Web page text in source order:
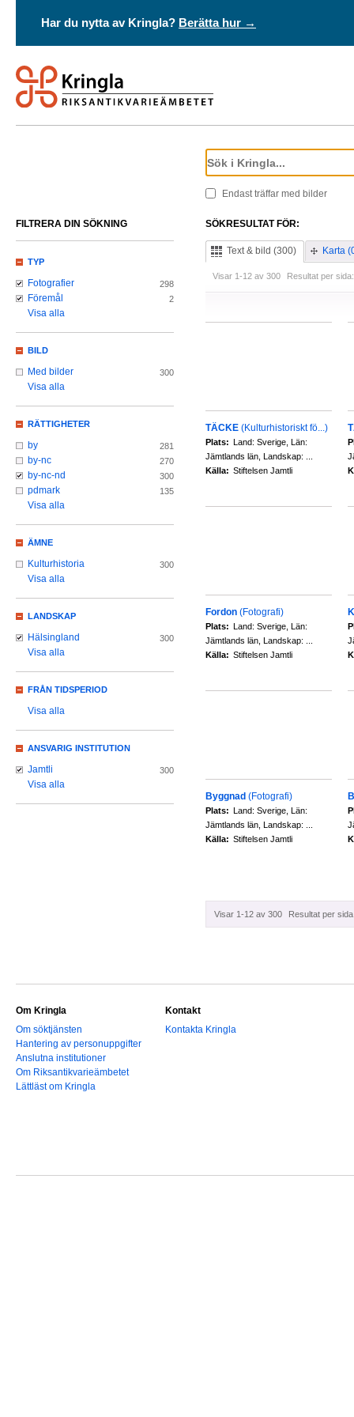
Har du nytta av Kringla? Berätta hur →
Endast träffar med bilder
SÖKRESULTAT FÖR:
Text & bild (300) Karta
Visar 1-12 av 300 Resultat per sida:
TÄCKE (Kulturhistoriskt fö...)
Plats: Land: Sverige, Län:
Jämtlands län, Landskap: ...
Källa: Stiftelsen Jamtli
Fordon (Fotografi)
Plats: Land: Sverige, Län:
Jämtlands län, Landskap: ...
Källa: Stiftelsen Jamtli
Byggnad (Fotografi)
Plats: Land: Sverige, Län:
Jämtlands län, Landskap: ...
Källa: Stiftelsen Jamtli
Visar 1-12 av 300 Resultat per
FILTRERA DIN SÖKNING
TYP
Fotografier 298
Föremål 2
Visa alla
BILD
Med bilder 300
Visa alla
RÄTTIGHETER
by 281
by-nc 270
by-nc-nd 300
pdmark 135
Visa alla
ÄMNE
Kulturhistoria 300
Visa alla
LANDSKAP
Hälsingland 300
Visa alla
FRÅN TIDSPERIOD
Visa alla
ANSVARIG INSTITUTION
Jamtli 300
Visa alla
Om Kringla
Om söktjänsten
Hantering av personuppgifter
Anslutna institutioner
Om Riksantikvarieämbetet
Lättläst om Kringla
Kontakt
Kontakta Kringla